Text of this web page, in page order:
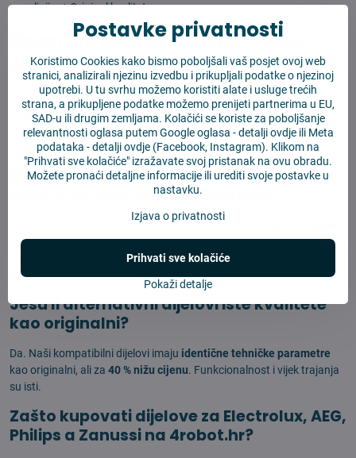
povoljnije ✓ Original kvaliteta.
Rezervni dijelovi za Electrolux,
AEG, Philips a Zanussi
Robotski usisivačElectrolux, AEG, Philips a Zanussitreba za
dugotrajni vijek redovitu zamjenu potrošnih dijelova. Na4robot.hr
pronaći ćetesve potrebne kompatibilne dijeloveza ovaj konkretan
model po povoljnim cijenama.
Koje dijelove redovito mijenjati u
Electrolux, AEG, Philips a Zanussi?
Redovita zamjena zahtijeva: HEPA filter
četke(3-6 mjeseci),glavna rotacijska četka(6-12 mjeseci),krpice za
(nakon cca 30-50 ciklusa), eventualnorezervne vrećice
stanicu za samočišćenje (ako je dio).
Jesu li alternativni dijelovi iste kvalitete
kao originalni?
Da. Naši kompatibilni dijelovi imaju identične tehničke parametre
kao originalni, ali za 40 % nižu cijenu. Funkcionalnost i vijek trajanja
su isti.
Zašto kupovati dijelove za Electrolux, AEG,
Philips a Zanussi na 4robot.hr?
Postavke privatnosti
Koristimo Cookies kako bismo poboljšali vaš posjet ovoj web
stranici, analizirali njezinu izvedbu i prikupljali podatke o njezinoj
upotrebi. U tu svrhu možemo koristiti alate i usluge trećih
strana, a prikupljene podatke možemo prenijeti partnerima u EU,
SAD-u ili drugim zemljama. Kolačići se koriste za poboljšanje
relevantnosti oglasa putem Google oglasa -detalji ovdjeili Meta
podataka -detalji ovdje (Facebook, Instagram). Klikom na
"Prihvati sve kolačiće" izražavate svoj pristanak na ovu obradu.
Možete pronaći detaljne informacije ili urediti svoje postavke u
nastavku.
Izjava o privatnosti
Pokaži detalje
Prihvati sve kolačiće